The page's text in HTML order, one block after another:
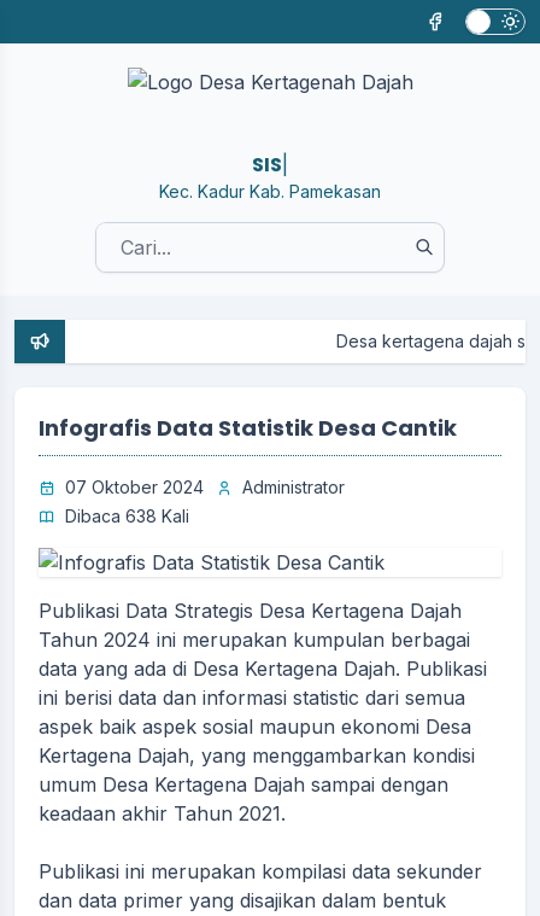
SISTE
Kec. Kadur Kab. Pamekasan
Desa kertagena dajah sudang
Infografis Data Statistik Desa Cantik
07 Oktober 2024
Administrator
Dibaca 638 Kali
Publikasi Data Strategis Desa Kertagena Dajah
Tahun 2024 ini merupakan kumpulan berbagai
data yang ada di Desa Kertagena Dajah. Publikasi
ini berisi data dan informasi statistic dari semua
aspek baik aspek sosial maupun ekonomi Desa
Kertagena Dajah, yang menggambarkan kondisi
umum Desa Kertagena Dajah sampai dengan
keadaan akhir Tahun 2021.
Publikasi ini merupakan kompilasi data sekunder
dan data primer yang disajikan dalam bentuk